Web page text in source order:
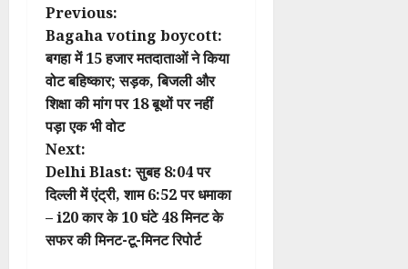
P
o
s
t
n
a
v
Previous:
Bagaha voting boycott:
बगहा में 15 हजार मतदाताओं ने किया
वोट बहिष्कार; सड़क, बिजली और
शिक्षा की मांग पर 18 बूथों पर नहीं
पड़ा एक भी वोट
Next:
Delhi Blast: सुबह 8:04 पर
दिल्ली में एंट्री, शाम 6:52 पर धमाका
– i20 कार के 10 घंटे 48 मिनट के
सफर की मिनट-टू-मिनट रिपोर्ट